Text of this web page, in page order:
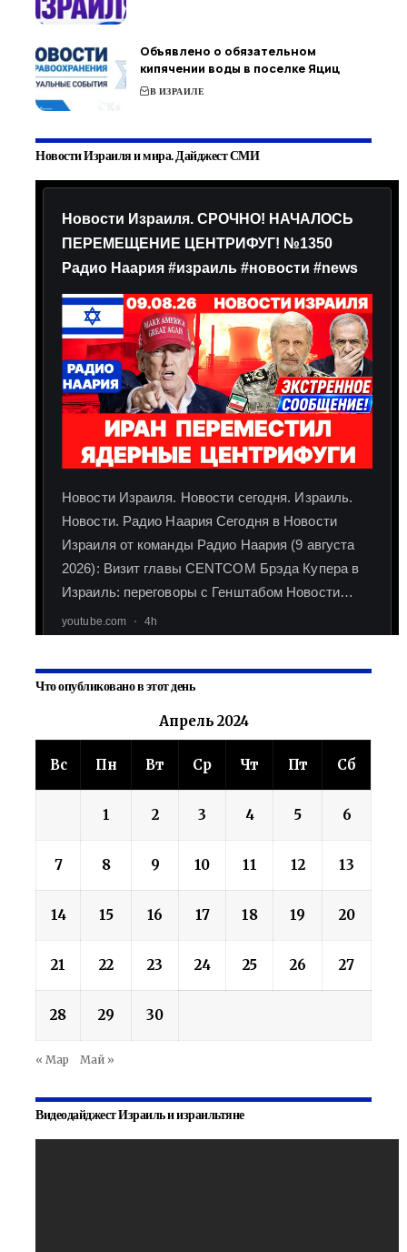
Объявлено о обязательном
кипячении воды в поселке Яциц
В ИЗРАИЛЕ
Новости Израиля и мира. Дайджест СМИ
Что опубликовано в этот день
Апрель 2024
Вс Пн Вт Ср Чт Пт Сб
1 2 3 4 5 6
7 8 9 10 11 12 13
14 15 16 17 18 19 20
21 22 23 24 25 26 27
28 29 30
« Мар Май »
Видеодайджест Израиль и израильтяне